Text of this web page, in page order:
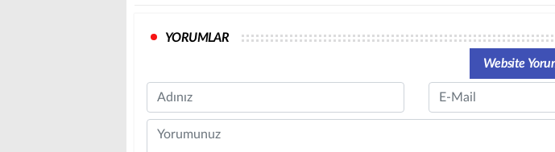
YORUMLAR
Website
Name Email
Comment